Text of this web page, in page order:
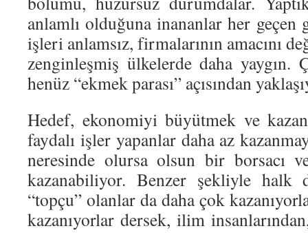
anlamlı olduğuna inananlar her geçen
işleri anlamsız, firmalarının amacını
zenginleşmiş ülkelerde daha yaygın.
henüz “ekmek parası” açısından
Hedef, ekonomiyi büyütmek ve
faydalı işler yapanlar daha az
neresinde olursa olsun bir borsacı
kazanabiliyor. Benzer şekliyle halk
“topçu” olanlar da daha çok
kazanıyorlar dersek, ilim